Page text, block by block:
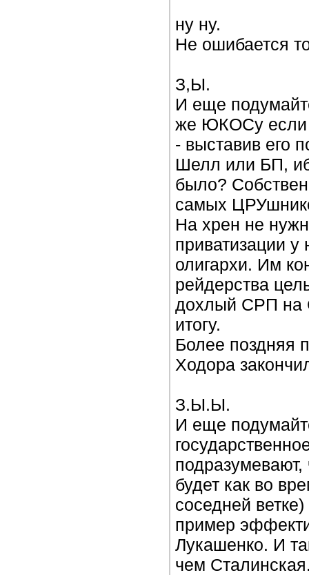
ну ну.
Не ошибается
З,Ы.
И еще
же ЮКОСу если
- выставив его
Шелл или БП,
было?
самых
На хрен не
приватизации
олигархи. Им
рейдерства
дохлый СРП на
итогу.
Более поздняя
Ходора
З.Ы.Ы.
И еще
будет как во
соседней
пример
Лукашенко. И
чем